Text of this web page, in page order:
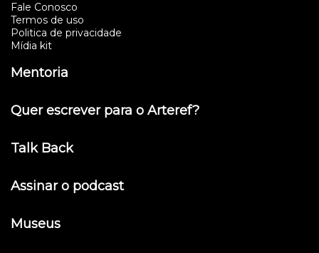
Fale Conosco
Termos de uso
Politica de privacidade
Mídia kit
Mentoria
Quer escrever para o Arteref?
Talk Back
Assinar o podcast
Museus